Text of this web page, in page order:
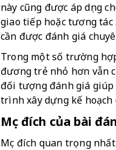
này cũng được áp dụng
giao tiếp hoặc tương
cần được đánh giá
Trong một số trường
đương trẻ nhỏ hơn vẫn
đối tượng đánh giá giúp
trình xây dựng kế
Mục đích của bài
Mục đích quan trọng